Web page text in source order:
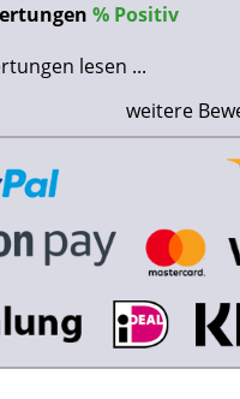
% Positiv
lesen ...
weitere